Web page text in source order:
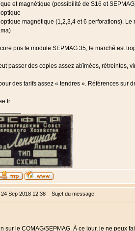
et magnétique (possibilité de S16 et
magnétique (1,2,3,4 et 6 perforations).
pris le module SEPMAG 35, le marché est
passer des copies assez abîmées, rétreintes,
des tarifs assez « tendres ». Références sur
Sep 2018 12:38 Sujet du message:
sur le COMAG/SEPMAG. À ce jour, je ne peux